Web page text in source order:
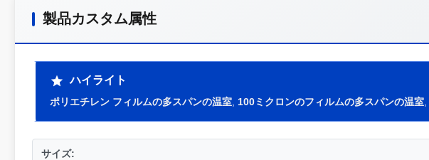
製品カスタム属性
ハイライト
ポリエチレン フィルムの多スパンの温室 100ミクロンのフィルムの多スパンの温室
サイズ: